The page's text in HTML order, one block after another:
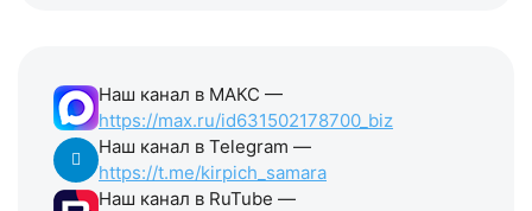
Наш канал в МАКС —
https://max.ru/id631502178700_biz
Наш канал в Telegram —
https://t.me/kirpich_samara
Наш канал в RuTube —